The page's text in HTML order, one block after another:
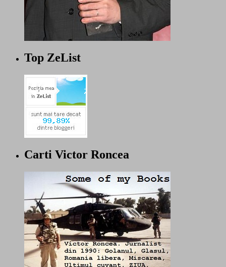
Top ZeList
Carti Victor Roncea